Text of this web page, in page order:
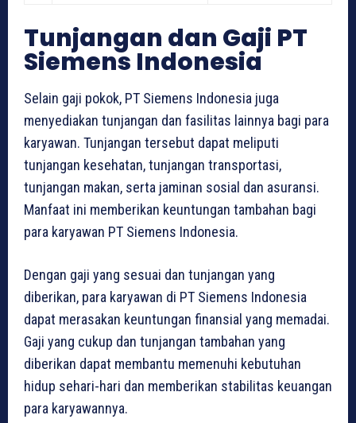
Tunjangan dan Gaji PT
Siemens Indonesia
Selain gaji pokok, PT Siemens Indonesia juga
menyediakan tunjangan dan fasilitas lainnya bagi para
karyawan. Tunjangan tersebut dapat meliputi
tunjangan kesehatan, tunjangan transportasi,
tunjangan makan, serta jaminan sosial dan asuransi.
Manfaat ini memberikan keuntungan tambahan bagi
para karyawan PT Siemens Indonesia.
Dengan gaji yang sesuai dan tunjangan yang
diberikan, para karyawan di PT Siemens Indonesia
dapat merasakan keuntungan finansial yang memadai.
Gaji yang cukup dan tunjangan tambahan yang
diberikan dapat membantu memenuhi kebutuhan
hidup sehari-hari dan memberikan stabilitas keuangan
para karyawannya.